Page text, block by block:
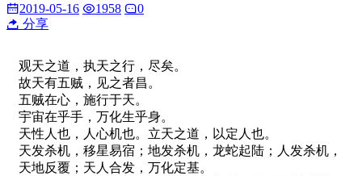
2019-05-16 1958
0
分享
观天之道，执天之行，尽矣。
故天有五贼，见之者昌。
五贼在心，施行于天。
宇宙在乎手，万化生乎身。
天性人也，人心机也。立天之道，以定人也。
天发杀机，移星易宿；地发杀机，龙蛇起陆；人发杀机，
天地反覆；天人合发，万化定基。